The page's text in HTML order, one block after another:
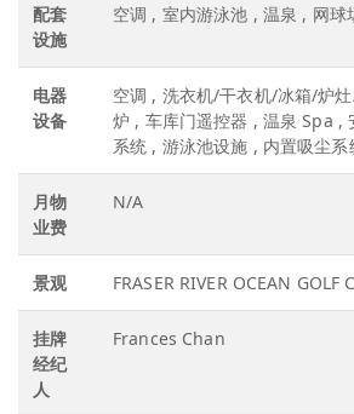
配套
设施
空调 , 室内游泳池 , 温泉 , 网球
电器
设备
空调 , 洗衣机/干衣机/冰箱/炉
炉 , 车库门遥控器 , 温泉 Spa ,
系统 , 游泳池设施 , 内置吸尘系
月物
业费
N/A
景观 FRASER RIVER OCEAN GOLF
挂牌
经纪
人
Frances Chan